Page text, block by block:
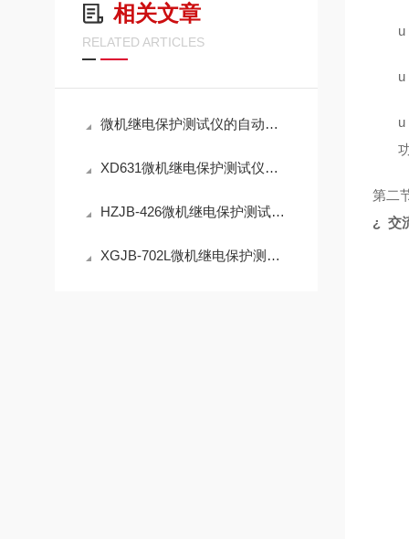
相关文章
RELATED ARTICLES
微机继电保护测试仪的自动化测试模式解析
XD631微机继电保护测试仪产品介绍
HZJB-426微机继电保护测试仪产品介绍
XGJB-702L微机继电保护测试仪产品介绍
u
u
u
第二
¿
交